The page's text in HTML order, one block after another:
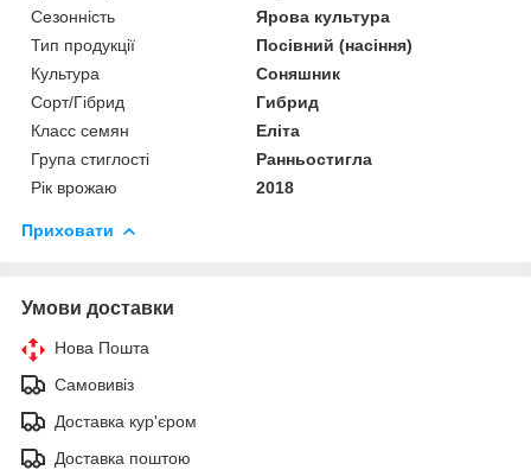
Сезонність
Ярова культура
Тип продукції
Посівний (насіння)
Культура
Соняшник
Сорт/Гібрид
Гибрид
Класс семян
Еліта
Група стиглості
Ранньостигла
Рік врожаю
2018
Приховати
Умови доставки
Нова Пошта
Самовивіз
Доставка кур'єром
Доставка поштою